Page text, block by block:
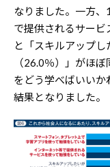
なりました。一方
で提供されるサービ
と「スキルアップ
（26.0％）」がほ
をどう学べばいい
結果となりました。